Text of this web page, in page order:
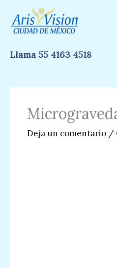
contenido
Llama 55 4163 4518
Deja un comentario /